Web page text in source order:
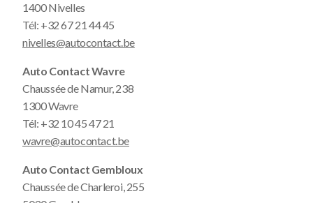
1400 Nivelles
Tél: +32 67 21 44 45
nivelles@autocontact.be
Auto Contact Wavre
Chaussée de Namur, 238
1300 Wavre
Tél: +32 10 45 47 21
wavre@autocontact.be
Auto Contact Gembloux
Chaussée de Charleroi, 255